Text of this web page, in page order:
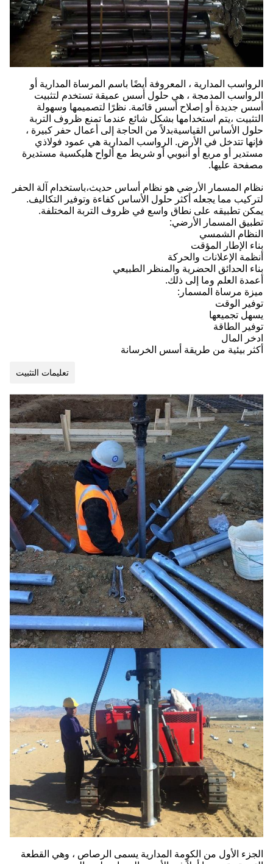
الرواسب المدارية ، المعروفة أيضًا باسم المرساة المدارية أو
الرواسب المدمجة ، هي حلول أسس عميقة تستخدم لتثبيت
أسس جديدة أو إصلاح أسس قائمة. نظرًا لتصميمها وسهولة
التثبيت ،يتم استخدامها بشكل شائع عندما تمنع ظروف التربة
حلول الأساس القياسيةبدلاً من الحاجة إلى أعمال حفر كبيرة ،
فإنها تتدخل في الأرض. الرواسب المدارية هي عمود فولاذي
مستدير أو مربع أو أنبوبي أو شريط مع ألواح هليكسية مستديرة
مصفحة عليها.
نظام المسمار الأرضي هو نظام أساس حديث،باستخدام آلة الحفر
لتركيب مما يجعله أكثر حلول الأساس كفاءة وتوفير التكاليف.
يمكن تطبيقه على نطاق واسع في ظروف التربة المختلفة.
تطبيق المسمار الأرضي:
النظام الشمسي
بناء الإطار المؤقت
أنظمة الإعلانات والحركة
بناء الحدائق الحضرية والمنظر الطبيعي
أعمدة العلم وما إلى ذلك.
ميزة مرساة المسمار:
توفير الوقت
يسهل تجميعها
توفير الطاقة
ادخر المال
أكثر بيئية من طريقة أسس الخرسانة
تعليمات التثبيت
الجزء الأول من الكومة المدارية يسمى الرصاص ، وهي القطعة